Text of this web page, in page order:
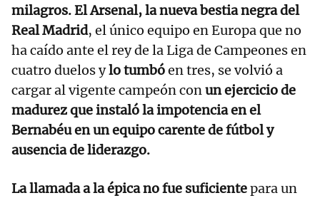
milagros. El Arsenal, la nueva bestia negra del
Real Madrid, el único equipo en Europa que no
ha caído ante el rey de la Liga de Campeones en
cuatro duelos ylo tumbóen tres, se volvió a
cargar al vigente campeón conun ejercicio de
madurez que instaló la impotencia en el
Bernabéu en un equipo carente de fútbol y
ausencia de liderazgo.
La llamada a la épica no fue suficientepara un